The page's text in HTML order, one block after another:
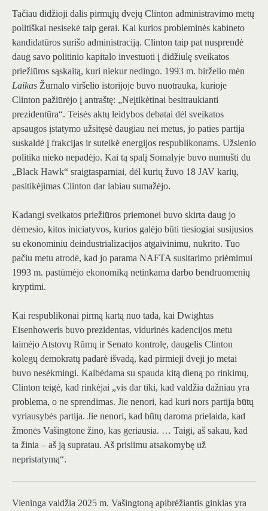
Tačiau didžioji dalis pirmųjų dvejų Clinton administravimo metų
politiškai nesisekė taip gerai. Kai kurios probleminės kabineto
kandidatūros surišo administraciją. Clinton taip pat nusprendė
daug savo politinio kapitalo investuoti į didžiulę sveikatos
priežiūros sąskaitą, kuri niekur nedingo. 1993 m. birželio mėn
Laikas Žurnalo viršelio istorijoje buvo nuotrauka, kurioje
Clinton pažiūrėjo į antraštę: „Neįtikėtinai besitraukianti
prezidentūra“. Teisės aktų leidybos debatai dėl sveikatos
apsaugos įstatymo užsitęsė daugiau nei metus, jo paties partija
suskaldė į frakcijas ir suteikė energijos respublikonams. Užsienio
politika nieko nepadėjo. Kai tą spalį Somalyje buvo numušti du
„Black Hawk“ sraigtasparniai, dėl kurių žuvo 18 JAV karių,
pasitikėjimas Clinton dar labiau sumažėjo.
Kadangi sveikatos priežiūros priemonei buvo skirta daug jo
dėmesio, kitos iniciatyvos, kurios galėjo būti tiesiogiai susijusios
su ekonominiu deindustrializacijos atgaivinimu, nukrito. Tuo
pačiu metu atrodė, kad jo parama NAFTA susitarimo priėmimui
1993 m. pastūmėjo ekonomiką netinkama darbo bendruomenių
kryptimi.
Kai respublikonai pirmą kartą nuo tada, kai Dwightas
Eisenhoweris buvo prezidentas, vidurinės kadencijos metu
laimėjo Atstovų Rūmų ir Senato kontrolę, daugelis Clinton
kolegų demokratų padarė išvadą, kad pirmieji dveji jo metai
buvo nesėkmingi. Kalbėdama su spauda kitą dieną po rinkimų,
Clinton teigė, kad rinkėjai „vis dar tiki, kad valdžia dažniau yra
problema, o ne sprendimas. Jie nenori, kad kuri nors partija būtų
vyriausybės partija. Jie nenori, kad būtų daroma prielaida, kad
žmonės Vašingtone žino, kas geriausia. … Taigi, aš sakau, kad
ta žinia – aš ją supratau. Aš prisiimu atsakomybę už
nepristatymą“.
Vieninga valdžia 2025 m. Vašingtoną apibrėžiantis ginklas yra